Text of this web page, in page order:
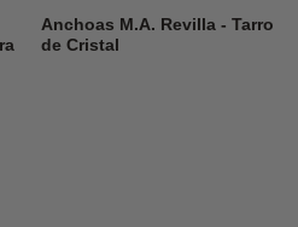
Anchoas M.A. Revilla - Tarro
de Cristal